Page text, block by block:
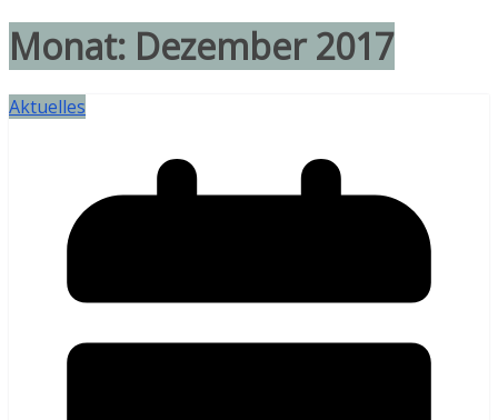
Monat: Dezember 2017
Aktuelles